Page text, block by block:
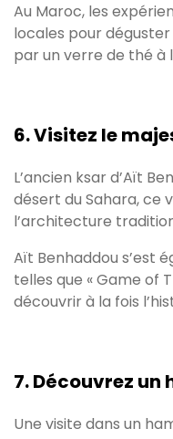
Au Maroc, les
locales pour
par un verre de thé à
6. Visitez le
L’ancien ksar d’Aït
désert du Sahara, ce
l’architecture
Aït Benhaddou s’est
telles que « Game of
découvrir à la fois
7. Découvrez
Une visite dans un